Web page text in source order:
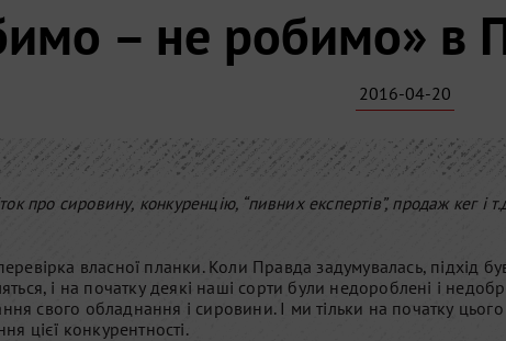
– не робимо» в
2016-04-20
про сировину, конкуренцію, “пивних експертів”, продаж кег
власної планки. Коли Правда задумувалась,
і на початку деякі наші сорти були недороблені і
свого обладнання і сировини. І ми тільки на початку
цієї конкурентності.